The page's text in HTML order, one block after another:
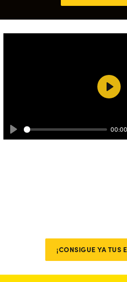
¡CONSIGUE YA TUS
Play
00:00
Play